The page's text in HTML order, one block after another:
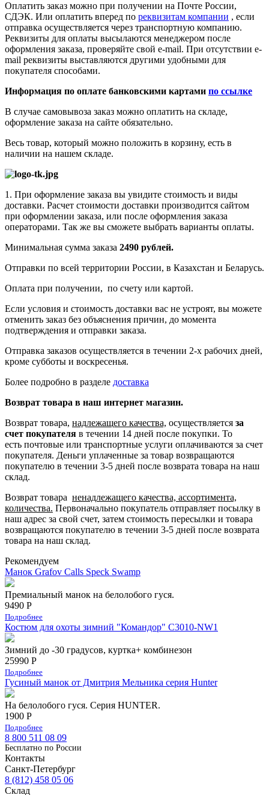
Оплатить заказ можно при получении на Почте России,
СДЭК. Или оплатить вперед по реквизитам компании , если
отправка осуществляется через транспортную компанию.
Реквизиты для оплаты высылаются менеджером после
оформления заказа, проверяйте свой e-mail. При отсутствии e-
mail реквизиты выставляются другими удобными для
покупателя способами.
Информация по оплате банковскими картами по ссылке
В случае самовывоза заказ можно оплатить на складе,
оформление заказа на сайте обязательно.
Весь товар, который можно положить в корзину, есть в
наличии на нашем складе.
1. При оформление заказа вы увидите стоимость и виды
доставки. Расчет стоимости доставки производится сайтом
при оформлении заказа, или после оформления заказа
операторами. Так же вы сможете выбрать варианты оплаты.
Минимальная сумма заказа 2490 рублей.
Отправки по всей территории России, в Казахстан и Беларусь.
Оплата при получении, по счету или картой.
Если условия и стоимость доставки вас не устроят, вы можете
отменить заказ без объяснения причин, до момента
подтверждения и отправки заказа.
Отправка заказов осуществляется в течении 2-х рабочих дней,
кроме субботы и воскресенья.
Более подробно в разделе доставка
Возврат товара в наш интернет магазин.
Возврат товара, надлежащего качества, осуществляется за
счет покупателя в течении 14 дней после покупки. То
есть почтовые или транспортные услуги оплачиваются за счет
покупателя. Деньги уплаченные за товар возвращаются
покупателю в течении 3-5 дней после возврата товара на наш
склад.
Возврат товара ненадлежащего качества, ассортимента,
количества. Первоначально покупатель отправляет посылку в
наш адрес за свой счет, затем стоимость пересылки и товара
возвращаются покупателю в течении 3-5 дней после возврата
товара на наш склад.
Рекомендуем
Манок Grafov Calls Speck Swamp
Премиальный манок на белолобого гуся.
9490 Р
Подробнее
Костюм для охоты зимний "Командор" С3010-NW1
Зимний до -30 градусов, куртка+ комбинезон
25990 Р
Подробнее
Гусиный манок от Дмитрия Мельника серия Hunter
На белолобого гуся. Серия HUNTER.
1900 Р
Подробнее
8 800 511 08 09
Бесплатно по Роcсии
Контакты
Санкт-Петербург
8 (812) 458 05 06
Склад